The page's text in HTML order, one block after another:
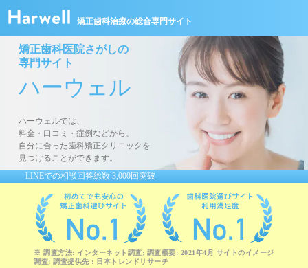
矯正歯科治療の総合専門サイト
矯正歯科医院さがしの
専門サイト
ハーウェル
ハーウェルでは、
料金・口コミ・症例などから、
自分に合った歯科矯正クリニックを
見つけることができます。
LINEでの相談回答総数 3,000回突破
※ 調査方法: インターネット調査; 調査概要: 2021年4月 サイトのイメージ
調査; 調査提供先 : 日本トレンドリサーチ